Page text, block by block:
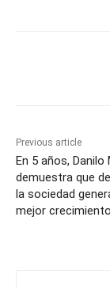
Previous article
En 5 años, Danilo
demuestra que
la sociedad
mejor crecimiento